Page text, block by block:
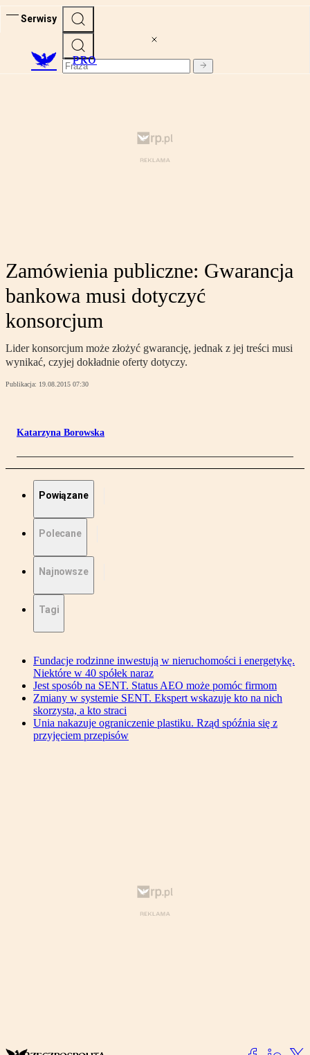
Serwisy
PRO
Zamówienia publiczne: Gwarancja
bankowa musi dotyczyć
konsorcjum
Lider konsorcjum może złożyć gwarancję, jednak z jej treści musi
wynikać, czyjej dokładnie oferty dotyczy.
Publikacja: 19.08.2015 07:30
Katarzyna Borowska
Powiązane
Polecane
Najnowsze
Tagi
Fundacje rodzinne inwestują w nieruchomości i energetykę.
Niektóre w 40 spółek naraz
Jest sposób na SENT. Status AEO może pomóc firmom
Zmiany w systemie SENT. Ekspert wskazuje kto na nich
skorzysta, a kto straci
Unia nakazuje ograniczenie plastiku. Rząd spóźnia się z
przyjęciem przepisów